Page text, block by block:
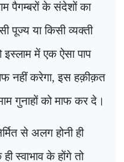
पैगम्बरों के संदेशों का
पूज्य या किसी व्यक्ती
में एक ऐसा पाप
नहीं करेगा, इस हक़ीक़त
गुनाहों को माफ कर दे।
से अलग होनी ही
स्वाभाव के होंगे तो